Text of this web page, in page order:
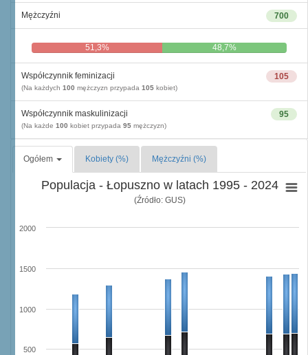
700
Mężczyźni
51,3% 48,7%
105
Współczynnik feminizacji
(Na każdych 100 mężczyzn przypada 105 kobiet)
95
Współczynnik maskulinizacji
(Na każde 100 kobiet przypada 95 mężczyzn)
Ogółem Kobiety (%) Mężczyźni (%)
Populacja - Łopuszno w latach 1995 - 2024
(Źródło: GUS)
500
1000
1500
2000